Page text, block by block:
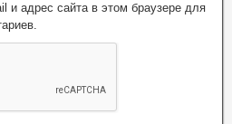
и адрес сайта в этом браузере для